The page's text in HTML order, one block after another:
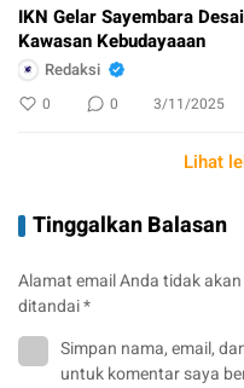
IKN Gelar Sayembara
Kawasan Kebudayaaan
Redaksi
0 0 3/11/2025
Lihat
Tinggalkan Balasan
Alamat email Anda tidak
ditandai*
Simpan nama, email,
untuk komentar saya